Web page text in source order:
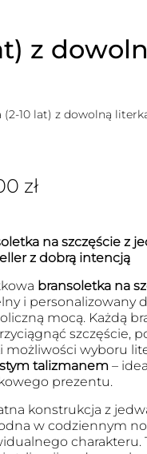
z
(2-10 lat) z dowolną
zł
na szczęście z
z dobrą intencją
bransoletka na
i personalizowany
mocą. Każdą
szczęście,
możliwości wyboru
talizmanem –
prezentu.
konstrukcja z
w codziennym
charakteru.